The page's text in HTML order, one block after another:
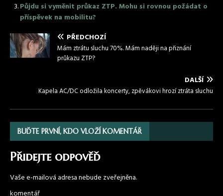
Půjdu si vyměnit průkaz ZTP. Mohu si rovnou požádat o
příspěvek na mobilitu?
PŘEDCHOZÍ
Mám ztrátu sluchu 70%. Mám naději na přiznání
průkazu ZTP?
DALŠÍ
Kapela AC/DC odložila koncerty, zpěvákovi hrozí ztráta sluchu
BUĎTE PRVNÍ, KDO VLOŽÍ KOMENTÁŘ
Přidejte odpověď
Vaše e-mailová adresa nebude zveřejněna.